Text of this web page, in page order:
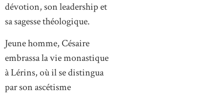
dévotion, son leadership et
sa sagesse théologique.
Jeune homme, Césaire
embrassa la vie monastique
à Lérins, où il se distingua
par son ascétisme